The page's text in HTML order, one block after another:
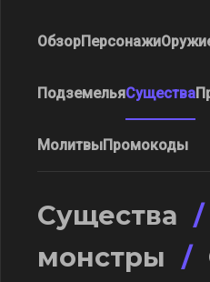
ОбзорПерсонажи
ПодземельяСущества
МолитвыПромокоды
Существа /
монстры /